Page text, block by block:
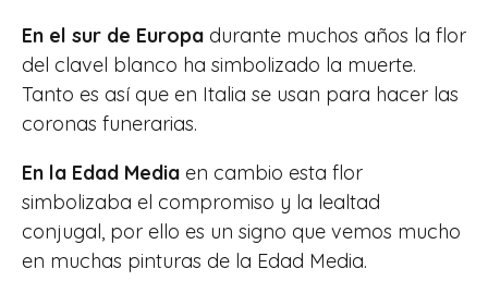
En el sur de Europa durante muchos años la flor
del clavel blanco ha simbolizado la muerte.
Tanto es así que en Italia se usan para hacer las
coronas funerarias.
En la Edad Media en cambio esta flor
simbolizaba el compromiso y la lealtad
conjugal, por ello es un signo que vemos mucho
en muchas pinturas de la Edad Media.